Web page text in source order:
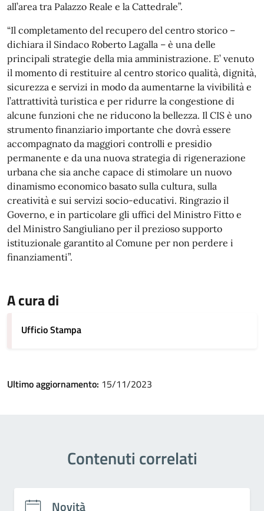
all’area tra Palazzo Reale e la Cattedrale”.
“Il completamento del recupero del centro storico –
dichiara il Sindaco Roberto Lagalla – è una delle
principali strategie della mia amministrazione. E’ venuto
il momento di restituire al centro storico qualità, dignità,
sicurezza e servizi in modo da aumentarne la vivibilità e
l’attrattività turistica e per ridurre la congestione di
alcune funzioni che ne riducono la bellezza. Il CIS è uno
strumento finanziario importante che dovrà essere
accompagnato da maggiori controlli e presidio
permanente e da una nuova strategia di rigenerazione
urbana che sia anche capace di stimolare un nuovo
dinamismo economico basato sulla cultura, sulla
creatività e sui servizi socio-educativi. Ringrazio il
Governo, e in particolare gli uffici del Ministro Fitto e
del Ministro Sangiuliano per il prezioso supporto
istituzionale garantito al Comune per non perdere i
finanziamenti”.
A cura di
Ufficio Stampa
Ultimo aggiornamento: 15/11/2023
Contenuti correlati
Novità